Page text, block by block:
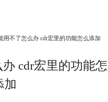
用不了怎么办 cdr宏里的功能怎么添加
cdr宏里的功能怎
加